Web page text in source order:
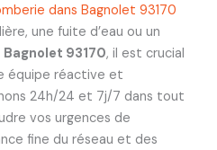
dans Bagnolet 93170
une fuite d’eau ou un
Bagnolet 93170, il est crucial
équipe réactive et
24h/24 et 7j/7 dans tout
vos urgences de
fine du réseau et des